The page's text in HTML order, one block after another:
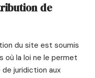
de
du site est soumis
où la loi ne le permet
juridiction aux